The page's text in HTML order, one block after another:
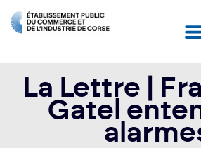
La Lettre |
Gatel